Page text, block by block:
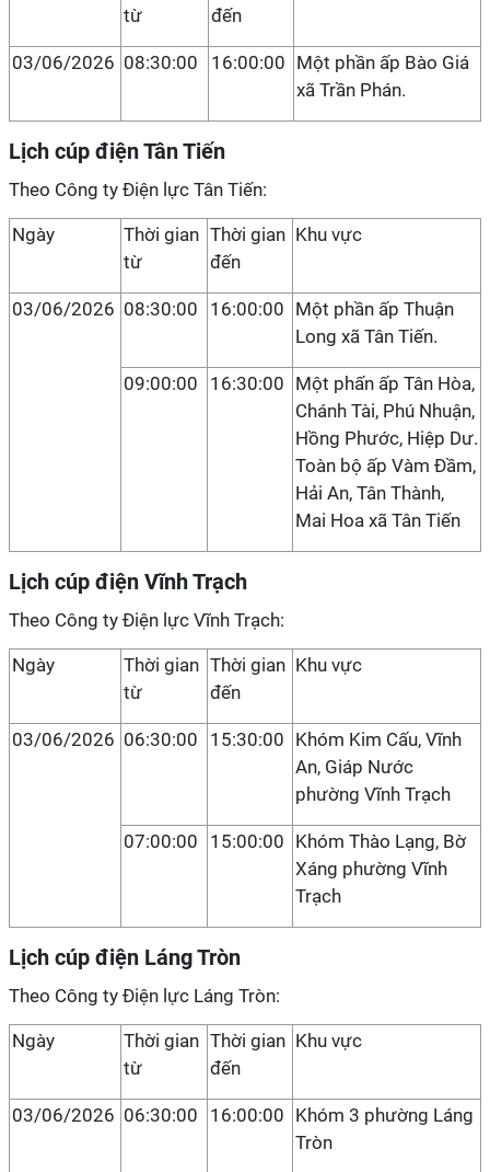
từ đến
03/06/2026 08:30:00 16:00:00 Một phần ấp Bào Giá
xã Trần Phán.
Lịch cúp điện Tân Tiến
Theo Công ty Điện lực Tân Tiến:
Ngày
Thời gian
từ
Thời gian
đến
Khu vực
03/06/2026 08:30:00 16:00:00 Một phần ấp Thuận
Long xã Tân Tiến.
09:00:00 16:30:00 Một phấn ấp Tân Hòa,
Chánh Tài, Phú Nhuận,
Hồng Phước, Hiệp Dư.
Toàn bộ ấp Vàm Đầm,
Hải An, Tân Thành,
Mai Hoa xã Tân Tiến
Lịch cúp điện Vĩnh Trạch
Theo Công ty Điện lực Vĩnh Trạch:
Ngày
Thời gian
từ
Thời gian
đến
Khu vực
03/06/2026 06:30:00 15:30:00 Khóm Kim Cấu, Vĩnh
An, Giáp Nước
phường Vĩnh Trạch
07:00:00 15:00:00 Khóm Thào Lạng, Bờ
Xáng phường Vĩnh
Trạch
Lịch cúp điện Láng Tròn
Theo Công ty Điện lực Láng Tròn:
Ngày
Thời gian
từ
Thời gian
đến
Khu vực
03/06/2026 06:30:00 16:00:00 Khóm 3 phường Láng
Tròn